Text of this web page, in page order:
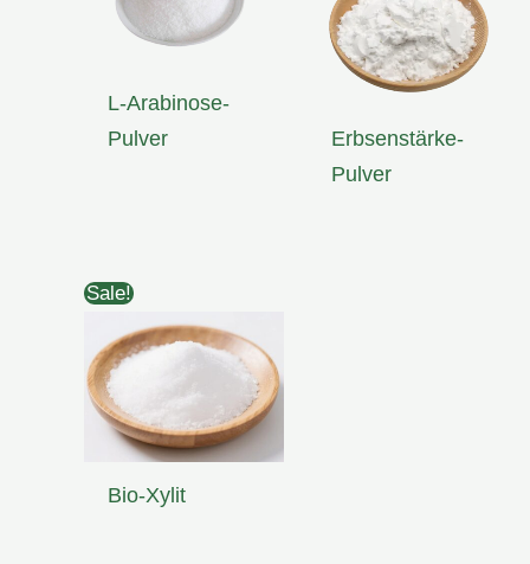
L-Arabinose-
Pulver
Erbsenstärke-
Pulver
Sale!
Bio-Xylit